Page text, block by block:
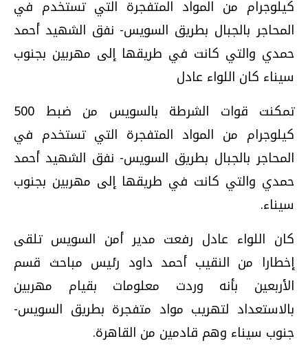
كيلوجرام من المواد المتفجرة التي تستخدم في
المحاجر بالجبال بطريق السويس- نفق الشهيد أحمد
حمدي والتي كانت في طريقها إلى مهربين بجنوب
سيناء كان اللواء عادل
تمكنت قوات الشرطة بالسويس من ضبط 500
كيلوجرام من المواد المتفجرة التي تستخدم في
المحاجر بالجبال بطريق السويس- نفق الشهيد أحمد
حمدي والتي كانت في طريقها إلى مهربين بجنوب
سيناء.
كان اللواء عادل رفعت مدير أمن السويس تلقى
إخطارا من النقيب أحمد داود رئيس مباحث قسم
الأربعين بأنه وردت معلومات بقيام مهربين
بالاستعداد لتهريب مواد متفجرة بطريق السويس-
جنوب سيناء وهم قادمين من القاهرة.